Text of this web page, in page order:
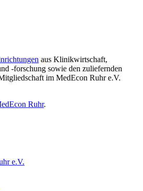
aus Klinikwirtschaft,
-forschung sowie den zuliefernden
im MedEcon Ruhr e.V.
Ruhr.
e.V.